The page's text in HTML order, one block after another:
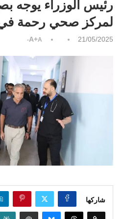
رئيس الوزراء يوجه
لمركز صحي رحمة
21/05/2025
A+A-
شاركها